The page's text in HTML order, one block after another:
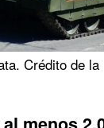
Crédito de